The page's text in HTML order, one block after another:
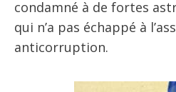
condamné à de fortes
qui n’a pas échappé à
anticorruption.